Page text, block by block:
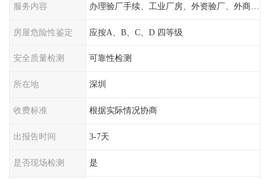
服务内容
房屋危险性鉴定 应按A、B、C、D 四等级
安全质量检测 可靠性检测
所在地 深圳
收费标准 根据实际情况协商
出报告时间 3-7天
是否现场检测 是